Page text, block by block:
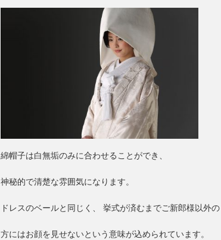
綿帽子は白無垢のみに合わせることができ、
神秘的で清楚な雰囲気になります。
ドレスのベールと同じく、 挙式が済むまでご新郎様以外の
方にはお顔を見せないという意味が込められています。